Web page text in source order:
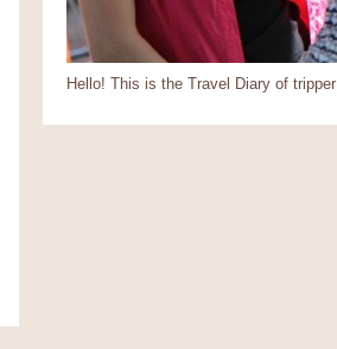
Hello! This is the Travel Diary of